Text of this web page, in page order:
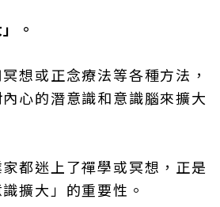
。
想或正念療法等各種方法，
心的潛意識和意識腦來擴大
都迷上了禪學或冥想，正是
擴大」的重要性。